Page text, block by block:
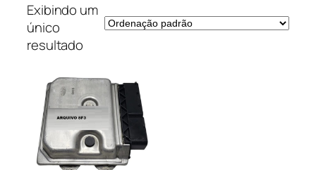
Exibindo um
único
resultado